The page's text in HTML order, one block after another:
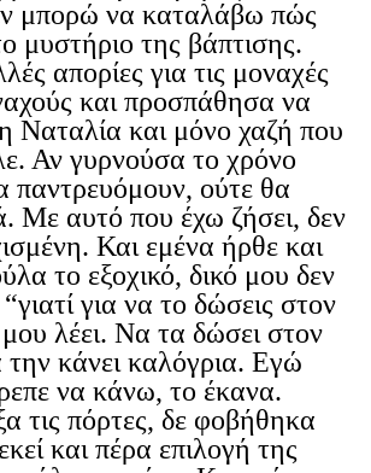
μπορώ να καταλάβω πώς
μυστήριο της βάπτισης.
απορίες για τις μοναχές
και προσπάθησα να
Ναταλία και μόνο χαζή που
Αν γυρνούσα το χρόνο
παντρευόμουν, ούτε θα
Με αυτό που έχω ζήσει, δεν
Και εμένα ήρθε και
το εξοχικό, δικό μου δεν
για να το δώσεις στον
λέει. Να τα δώσει στον
κάνει καλόγρια. Εγώ
να κάνω, το έκανα.
τις πόρτες, δε φοβήθηκα
και πέρα επιλογή της